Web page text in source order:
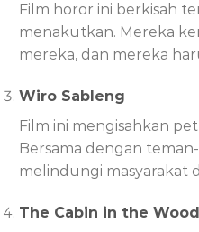
Film horor ini berkisah
menakutkan. Mereka
mereka, dan mereka
Wiro Sableng
Film ini mengisahkan
Bersama dengan
melindungi masyarakat
The Cabin in the